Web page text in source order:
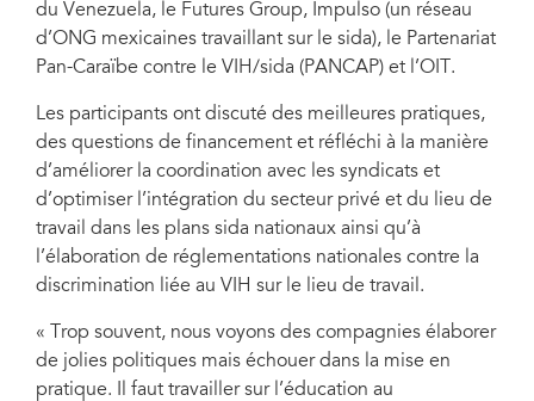
du Venezuela, le Futures Group, Impulso (un réseau
d’ONG mexicaines travaillant sur le sida), le Partenariat
Pan-Caraïbe contre le VIH/sida (PANCAP) et l’OIT.
Les participants ont discuté des meilleures pratiques,
des questions de financement et réfléchi à la manière
d’améliorer la coordination avec les syndicats et
d’optimiser l’intégration du secteur privé et du lieu de
travail dans les plans sida nationaux ainsi qu’à
l’élaboration de réglementations nationales contre la
discrimination liée au VIH sur le lieu de travail.
« Trop souvent, nous voyons des compagnies élaborer
de jolies politiques mais échouer dans la mise en
pratique. Il faut travailler sur l’éducation au